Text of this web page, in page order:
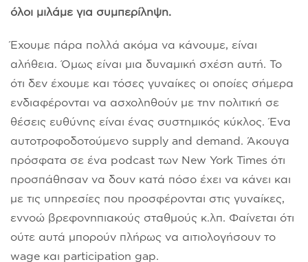
όλοι μιλάμε για συμπερίληψη.
Έχουμε πάρα πολλά ακόμα να κάνουμε, είναι
αλήθεια. Όμως είναι μια δυναμική σχέση αυτή. Το
ότι δεν έχουμε και τόσες γυναίκες οι οποίες σήμερα
ενδιαφέρονται να ασχοληθούν με την πολιτική σε
θέσεις ευθύνης είναι ένας συστημικός κύκλος. Ένα
αυτοτροφοδοτούμενο supply and demand. Άκουγα
πρόσφατα σε ένα podcast των New York Times ότι
προσπάθησαν να δουν κατά πόσο έχει να κάνει και
με τις υπηρεσίες που προσφέρονται στις γυναίκες,
εννοώ βρεφονηπιακούς σταθμούς κ.λπ. Φαίνεται ότι
ούτε αυτά μπορούν πλήρως να αιτιολογήσουν το
wage και participation gap.